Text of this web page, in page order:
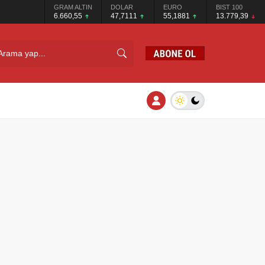
GRAM ALTIN
6.660,55
DOLAR
47,7111
EURO
55,1881
BIST 100
13.779,39